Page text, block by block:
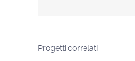
Progetti correlati